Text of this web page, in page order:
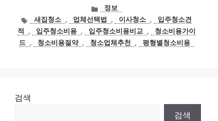
카
테
고
리
정보
태
그
새집청소 , 업체선택법 , 이사청소 ,
입주청소견
적
, 입주청소비용 , 입주청소비용비교 ,
청소비용가이
드 , 청소비용절약 , 청소업체추천 , 평형별청소비용
검색
검색